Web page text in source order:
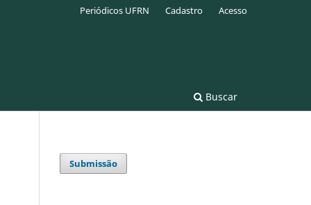
Buscar
Periódicos UFRN Cadastro Acesso
Submissão